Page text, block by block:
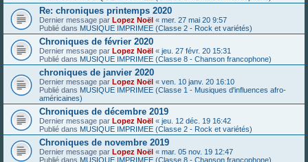
Re: chroniques printemps 2020
Dernier message par Lopez Noël « mer. 27 mai 20 9:57
Publié dans MUSIQUE IMPRIMEE (Classe 2 - Rock et variétés)
Chroniques de février 2020
Dernier message par Lopez Noël « jeu. 27 févr. 20 15:31
Publié dans MUSIQUE IMPRIMEE (Classe 8 - Chanson francophone)
chroniques de janvier 2020
Dernier message par Lopez Noël « ven. 10 janv. 20 16:10
Publié dans MUSIQUE IMPRIMEE (Classe 1 - Musiques d'influences afro-
américaines)
Chroniques de décembre 2019
Dernier message par Lopez Noël « jeu. 12 déc. 19 16:42
Publié dans MUSIQUE IMPRIMEE (Classe 2 - Rock et variétés)
Chroniques de novembre 2019
Dernier message par Lopez Noël « mar. 05 nov. 19 12:47
Publié dans MUSIQUE IMPRIMEE (Classe 8 - Chanson francophone)